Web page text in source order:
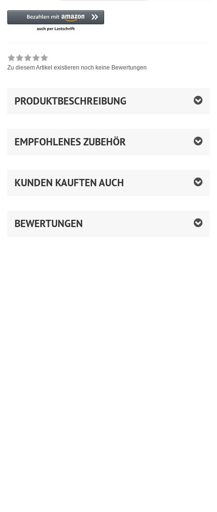
Zu diesem Artikel existieren noch keine Bewertungen
PRODUKTBESCHREIBUNG
EMPFOHLENES ZUBEHÖR
KUNDEN KAUFTEN AUCH
BEWERTUNGEN